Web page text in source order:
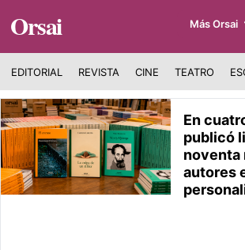
Orsai Más Orsai
EDITORIAL REVISTA CINE TEATRO
En
publicó
noventa
autores